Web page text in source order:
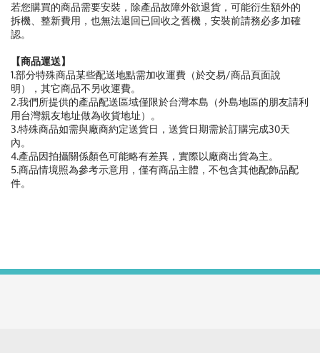
若您購買的商品需要安裝，除產品故障外欲退貨，可能衍生額外的
拆機、整新費用，也無法退回已回收之舊機，安裝前請務必多加確
認。
【商品運送】
1.部分特殊商品某些配送地點需加收運費（於交易/商品頁面說
明），其它商品不另收運費。
2.我們所提供的產品配送區域僅限於台灣本島（外島地區的朋友請利
用台灣親友地址做為收貨地址）。
3.特殊商品如需與廠商約定送貨日，送貨日期需於訂購完成30天
內。
4.產品因拍攝關係顏色可能略有差異，實際以廠商出貨為主。
5.商品情境照為參考示意用，僅有商品主體，不包含其他配飾品配
件。